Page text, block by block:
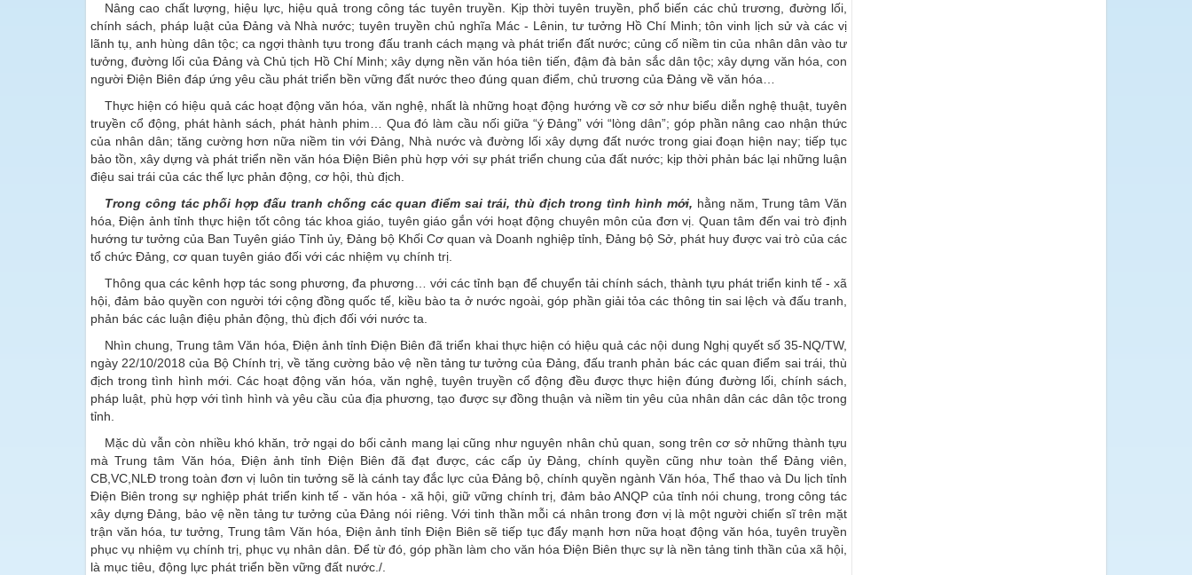
Nâng cao chất lượng, hiệu lực, hiệu quả trong công tác tuyên truyền. Kịp thời tuyên truyền, phổ biến các chủ trương, đường lối,
chính sách, pháp luật của Đảng và Nhà nước; tuyên truyền chủ nghĩa Mác - Lênin, tư tưởng Hồ Chí Minh; tôn vinh lịch sử và các vị
lãnh tụ, anh hùng dân tộc; ca ngợi thành tựu trong đấu tranh cách mạng và phát triển đất nước; củng cố niềm tin của nhân dân vào tư
tưởng, đường lối của Đảng và Chủ tịch Hồ Chí Minh; xây dựng nền văn hóa tiên tiến, đậm đà bản sắc dân tộc; xây dựng văn hóa, con
người Điện Biên đáp ứng yêu cầu phát triển bền vững đất nước theo đúng quan điểm, chủ trương của Đảng về văn hóa…
Thực hiện có hiệu quả các hoạt động văn hóa, văn nghệ, nhất là những hoạt động hướng về cơ sở như biểu diễn nghệ thuật, tuyên
truyền cổ động, phát hành sách, phát hành phim… Qua đó làm cầu nối giữa “ý Đảng” với “lòng dân”; góp phần nâng cao nhận thức
của nhân dân; tăng cường hơn nữa niềm tin với Đảng, Nhà nước và đường lối xây dựng đất nước trong giai đoạn hiện nay; tiếp tục
bảo tồn, xây dựng và phát triển nền văn hóa Điện Biên phù hợp với sự phát triển chung của đất nước; kịp thời phản bác lại những luận
điệu sai trái của các thế lực phản động, cơ hội, thù địch.
Trong công tác phối hợp đấu tranh chống các quan điểm sai trái, thù địch trong tình hình mới, hằng năm, Trung tâm Văn
hóa, Điện ảnh tỉnh thực hiện tốt công tác khoa giáo, tuyên giáo gắn với hoạt động chuyên môn của đơn vị. Quan tâm đến vai trò định
hướng tư tưởng của Ban Tuyên giáo Tỉnh ủy, Đảng bộ Khối Cơ quan và Doanh nghiệp tỉnh, Đảng bộ Sở, phát huy được vai trò của các
tổ chức Đảng, cơ quan tuyên giáo đối với các nhiệm vụ chính trị.
Thông qua các kênh hợp tác song phương, đa phương… với các tỉnh bạn để chuyển tải chính sách, thành tựu phát triển kinh tế - xã
hội, đảm bảo quyền con người tới cộng đồng quốc tế, kiều bào ta ở nước ngoài, góp phần giải tỏa các thông tin sai lệch và đấu tranh,
phản bác các luận điệu phản động, thù địch đối với nước ta.
Nhìn chung, Trung tâm Văn hóa, Điện ảnh tỉnh Điện Biên đã triển khai thực hiện có hiệu quả các nội dung Nghị quyết số 35-NQ/TW,
ngày 22/10/2018 của Bộ Chính trị, về tăng cường bảo vệ nền tảng tư tưởng của Đảng, đấu tranh phản bác các quan điểm sai trái, thù
địch trong tình hình mới. Các hoạt động văn hóa, văn nghệ, tuyên truyền cổ động đều được thực hiện đúng đường lối, chính sách,
pháp luật, phù hợp với tình hình và yêu cầu của địa phương, tạo được sự đồng thuận và niềm tin yêu của nhân dân các dân tộc trong
tỉnh.
Mặc dù vẫn còn nhiều khó khăn, trở ngại do bối cảnh mang lại cũng như nguyên nhân chủ quan, song trên cơ sở những thành tựu
mà Trung tâm Văn hóa, Điện ảnh tỉnh Điện Biên đã đạt được, các cấp ủy Đảng, chính quyền cũng như toàn thể Đảng viên,
CB,VC,NLĐ trong toàn đơn vị luôn tin tưởng sẽ là cánh tay đắc lực của Đảng bộ, chính quyền ngành Văn hóa, Thể thao và Du lịch tỉnh
Điện Biên trong sự nghiệp phát triển kinh tế - văn hóa - xã hội, giữ vững chính trị, đảm bảo ANQP của tỉnh nói chung, trong công tác
xây dựng Đảng, bảo vệ nền tảng tư tưởng của Đảng nói riêng. Với tinh thần mỗi cá nhân trong đơn vị là một người chiến sĩ trên mặt
trận văn hóa, tư tưởng, Trung tâm Văn hóa, Điện ảnh tỉnh Điện Biên sẽ tiếp tục đẩy mạnh hơn nữa hoạt động văn hóa, tuyên truyền
phục vụ nhiệm vụ chính trị, phục vụ nhân dân. Để từ đó, góp phần làm cho văn hóa Điện Biên thực sự là nền tảng tinh thần của xã hội,
là mục tiêu, động lực phát triển bền vững đất nước./.